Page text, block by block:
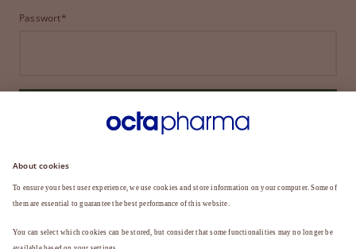
Passwort*
ANMELDEN